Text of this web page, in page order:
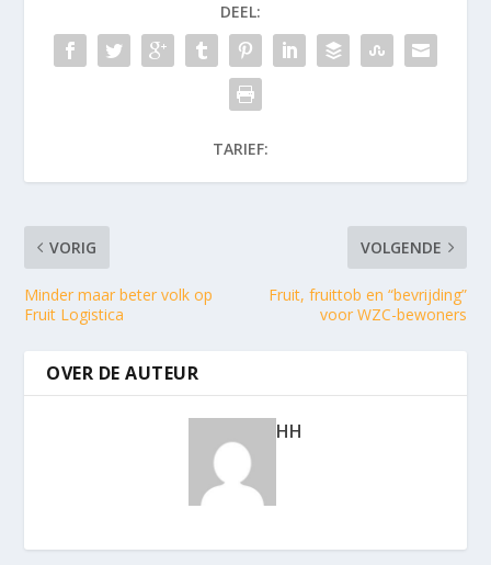
DEEL:
TARIEF:
VORIG
Minder maar beter volk op
Fruit Logistica
VOLGENDE
Fruit, fruittob en “bevrijding”
voor WZC-bewoners
OVER DE AUTEUR
HH